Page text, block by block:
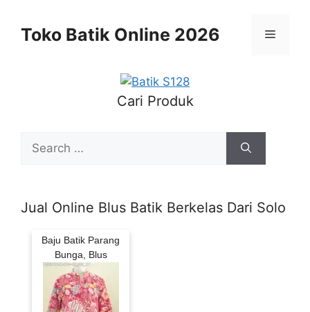
contentToko Batik Online 2026 Menu
Cari Produk
for:
Jual Online Blus Batik Berkelas Dari Solo
Baju Batik Parang
Bunga, Blus